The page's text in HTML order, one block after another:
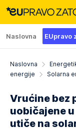
Naslovna EUpravo
Naslovna
energije
Solarna
Vrućine bez
uobičajene
utiče na